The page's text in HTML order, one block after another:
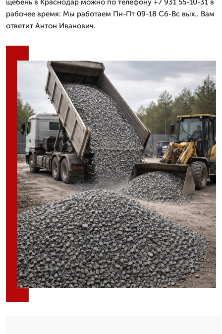
щебень в Краснодар можно по телефону +7 931 55-10-31 в
рабочее время: Мы работаем Пн-Пт 09-18 Сб-Вс вых.. Вам
ответит Антон Иванович.